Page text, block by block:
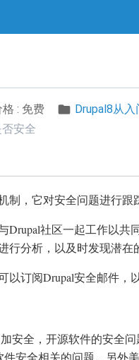
: 免费 Drupal8从入
否安全
制，它对安全问题进行
Drupal社区一起工作以共
行分析，以及时发现潜在
以订阅Drupal安全邮件，
安全，开源软件的安全